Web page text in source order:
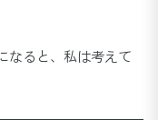
なると、私は考えて